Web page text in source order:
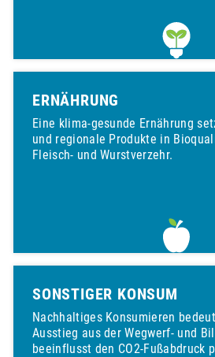
ERNÄHRUNG
Eine klima-gesunde Ernährung
und regionale Produkte in
Fleisch- und Wurstverzehr.
SONSTIGER KONSUM
Nachhaltiges Konsumieren
Ausstieg aus der Wegwerf- und
beeinflusst den CO2-Fußabdruck